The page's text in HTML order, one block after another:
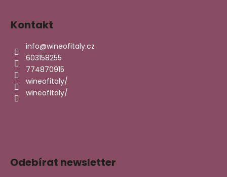
Kontakt
info@wineofitaly.cz
603158255
774870915
wineofitaly/
wineofitaly/
Odebírat newsletter